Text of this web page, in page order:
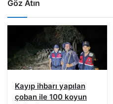
Göz Atın
Kayıp ihbarı yapılan
çoban ile 100 koyun